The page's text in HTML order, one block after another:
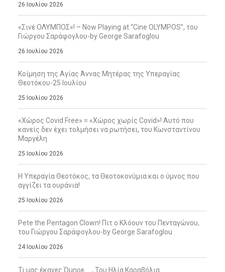
26 Ιουλίου 2026
«Σινέ ΟΛΥΜΠΟΣ»! – Now Playing at “Cine OLYMPOS”, του
Γιώργου Σαράφογλου-by George Sarafoglou
26 Ιουλίου 2026
Κοίμηση της Αγίας Άννας Μητέρας της Υπεραγίας
Θεοτόκου-25 Ιουλίου
25 Ιουλίου 2026
«Χώρος Covid Free» = «Χώρος χωρίς Covid»! Αυτό που
κανείς δεν έχει τολμήσει να ρωτήσει, του Κωνσταντίνου
Μαργέλη
25 Ιουλίου 2026
Η Υπεραγία Θεοτόκος, τα Θεοτοκονύμια και ο ύμνος που
αγγίζει τα ουράνια!
25 Ιουλίου 2026
Pete the Pentagon Clown! Πιτ ο Κλόουν του Πενταγώνου,
του Γιώργου Σαράφογλου-by George Sarafoglou
24 Ιουλίου 2026
Τι μας έκανες Όμηρε … , Του Ηλία Καραβόλια